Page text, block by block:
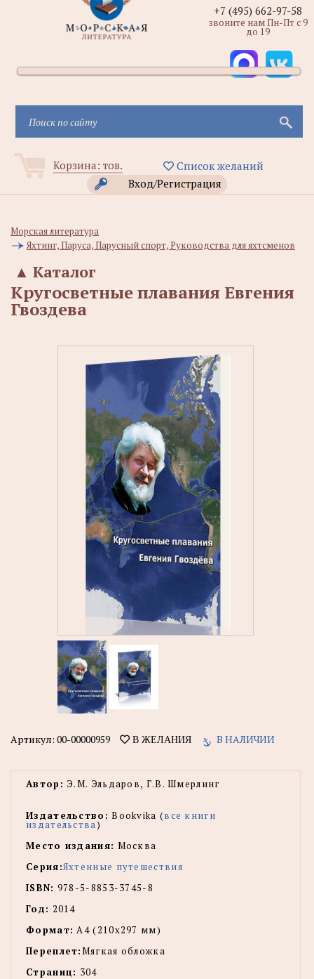
Корзина: тов.
Список желаний
Вход/Регистрация
+7 (495) 662-97-58
звоните нам Пн-Пт с 9
до 19
Морская литература
Яхтинг, Паруса, Парусный спорт, Руководства для яхтсменов
Каталог
▲
Кругосветные плавания Евгения
Гвоздева
Артикул: 00-00000959 В ЖЕЛАНИЯ В НАЛИЧИИ
Автор: Э.М. Эльдаров, Г.В. Шмерлинг
Издательство: Bookvika (все книги
издательства)
Место издания: Москва
Серия:Яхтенные путешествия
ISBN: 978-5-8853-3745-8
Год: 2014
Формат: А4 (210х297 мм)
Переплет:Мягкая обложка
Страниц: 304